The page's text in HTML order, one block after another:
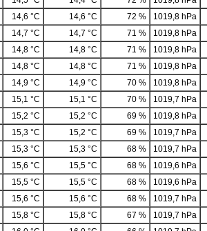
14,6 °C 14,6 °C 72 %
1019,8 hPa
14,7 °C 14,7 °C 71 %
1019,8 hPa
14,8 °C 14,8 °C 71 %
1019,8 hPa
14,8 °C 14,8 °C 71 %
1019,8 hPa
14,9 °C 14,9 °C 70 %
1019,8 hPa
15,1 °C 15,1 °C 70 %
1019,7 hPa
15,2 °C 15,2 °C 69 %
1019,8 hPa
15,3 °C 15,2 °C 69 %
1019,7 hPa
15,3 °C 15,3 °C 68 %
1019,7 hPa
15,6 °C 15,5 °C 68 %
1019,6 hPa
15,5 °C 15,5 °C 68 %
1019,6 hPa
15,6 °C 15,6 °C 68 %
1019,7 hPa
15,8 °C 15,8 °C 67 %
1019,7 hPa